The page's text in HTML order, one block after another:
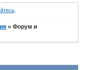
.
»Форум и